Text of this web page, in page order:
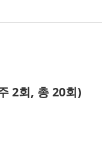
2회, 총 20회)